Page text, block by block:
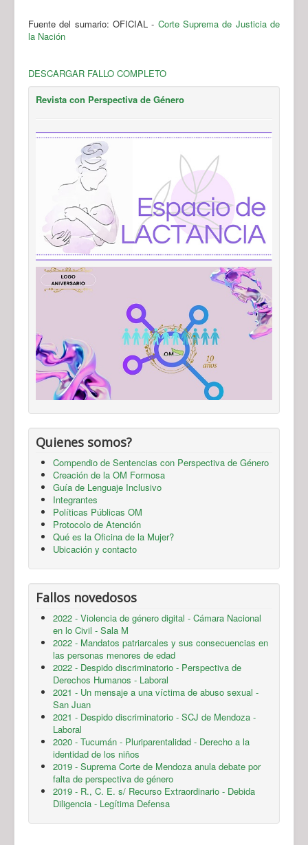
Fuente del sumario: OFICIAL - Corte Suprema de Justicia de
la Nación
DESCARGAR FALLO COMPLETO
Revista con Perspectiva de Género
Quienes somos?
Compendio de Sentencias con Perspectiva de Género
Creación de la OM Formosa
Guía de Lenguaje Inclusivo
Integrantes
Políticas Públicas OM
Protocolo de Atención
Qué es la Oficina de la Mujer?
Ubicación y contacto
Fallos novedosos
2022 - Violencia de género digital - Cámara Nacional
en lo Civil - Sala M
2022 - Mandatos patriarcales y sus consecuencias en
las personas menores de edad
2022 - Despido discriminatorio - Perspectiva de
Derechos Humanos - Laboral
2021 - Un mensaje a una víctima de abuso sexual -
San Juan
2021 - Despido discriminatorio - SCJ de Mendoza -
Laboral
2020 - Tucumán - Pluriparentalidad - Derecho a la
identidad de los niños
2019 - Suprema Corte de Mendoza anula debate por
falta de perspectiva de género
2019 - R., C. E. s/ Recurso Extraordinario - Debida
Diligencia - Legítima Defensa